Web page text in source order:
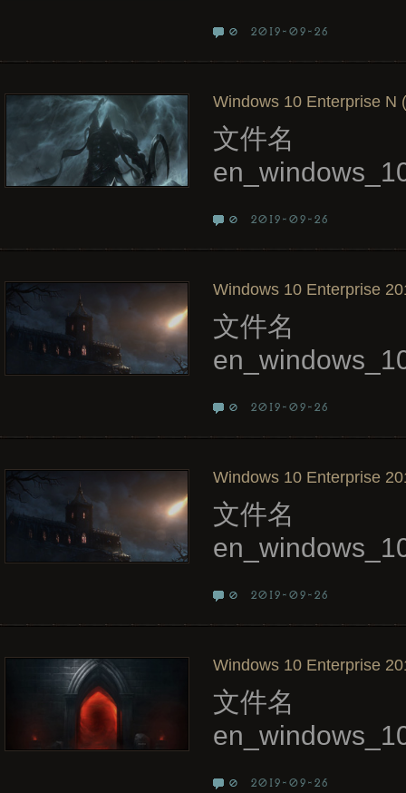
0 2019-09-26
Windows 10 Enterprise N
文件名
0 2019-09-26
Windows 10 Enterprise
文件名
0 2019-09-26
Windows 10 Enterprise
文件名
0 2019-09-26
Windows 10 Enterprise
文件名
0 2019-09-26